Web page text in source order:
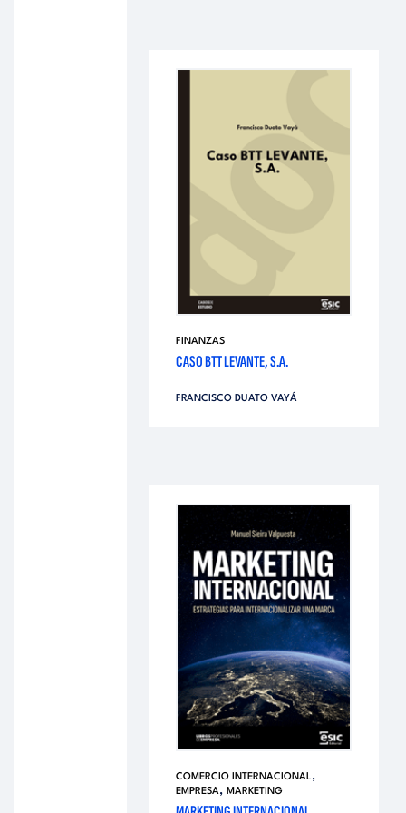
FINANZAS
CASO BTT LEVANTE, S.A.
FRANCISCO DUATO VAYÁ
COMERCIO INTERNACIONAL,
EMPRESA, MARKETING